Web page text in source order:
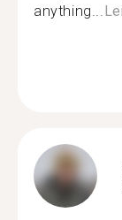
anything...